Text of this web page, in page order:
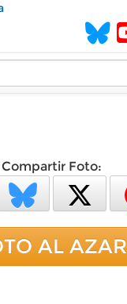
Compartir Foto:
AL AZAR